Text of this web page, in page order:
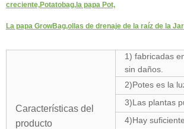
creciente,Potatobag,la papa Pot,
La papa GrowBag,ollas de drenaje de la raíz de la
Características del
producto
1) fabricadas
sin daños.
2)Potes es la
3)Las plantas
4)Hay